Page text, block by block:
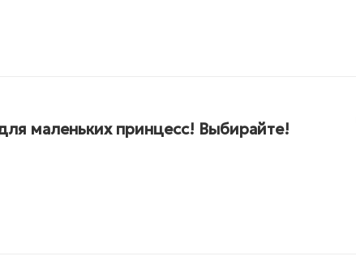
маленьких принцесс! Выбирайте!